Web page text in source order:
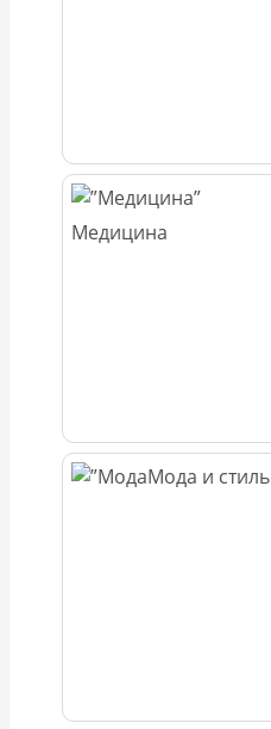
Медицина
Мода и стиль